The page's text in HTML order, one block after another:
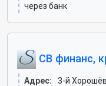
через банк
СВ финанс,
Адрес:
3-й